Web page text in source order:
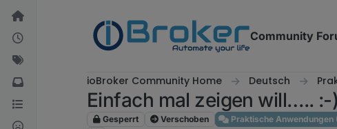
Weiter zum Inhalt
Community
ioBroker Community Home Deutsch
Einfach mal zeigen will….. :-
Gesperrt Verschoben Praktische Anwendungen